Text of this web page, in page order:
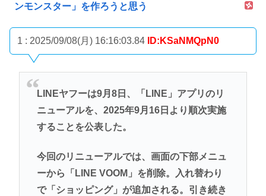
ンモンスター」を作ろうと思う
1 : 2025/09/08(月) 16:16:03.84 ID:KSaNMQpN0
LINEヤフーは9月8日、「LINE」アプリのリ
ニューアルを、2025年9月16日より順次実施
することを公表した。
今回のリニューアルでは、画面の下部メニュ
ーから「LINE VOOM」を削除。入れ替わり
で「ショッピング」が追加される。引き続き